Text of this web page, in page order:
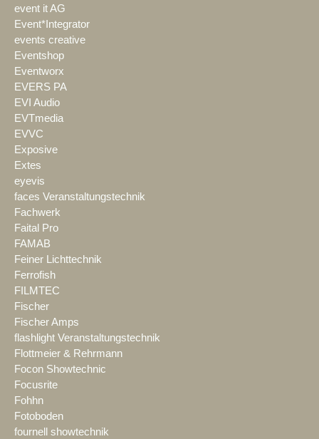
event it AG
Event*Integrator
events creative
Eventshop
Eventworx
EVERS PA
EVI Audio
EVTmedia
EVVC
Exposive
Extes
eyevis
faces Veranstaltungstechnik
Fachwerk
Faital Pro
FAMAB
Feiner Lichttechnik
Ferrofish
FILMTEC
Fischer
Fischer Amps
flashlight Veranstaltungstechnik
Flottmeier & Rehrmann
Focon Showtechnic
Focusrite
Fohhn
Fotoboden
fournell showtechnik